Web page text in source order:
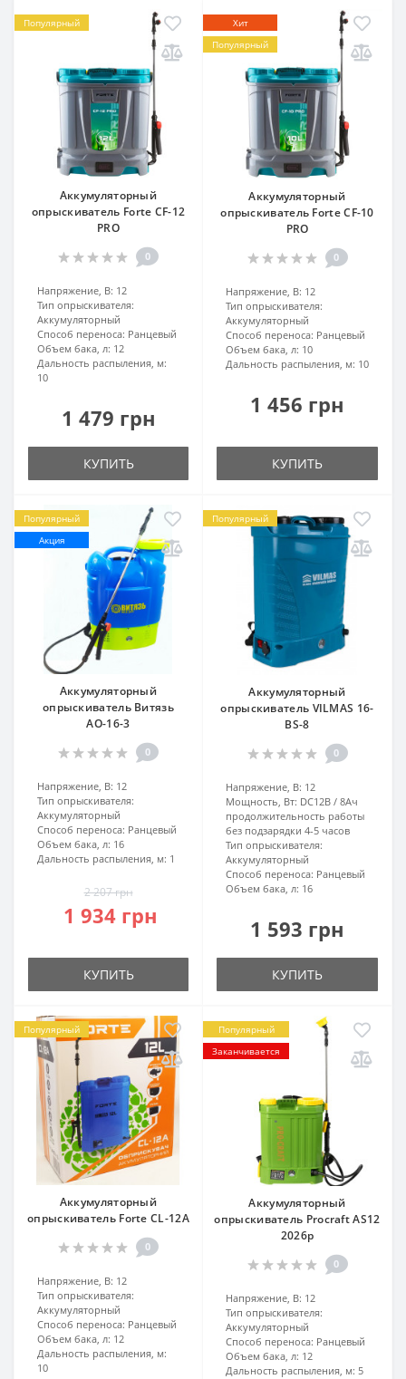
Популярный
Аккумуляторный
опрыскиватель Forte CF-12
PRO
0
Напряжение, В: 12
Тип опрыскивателя:
Аккумуляторный
Способ переноса: Ранцевый
Объем бака, л: 12
Дальность распыления, м:
10
1 479 грн
КУПИТЬ
Хит
Популярный
Аккумуляторный
опрыскиватель Forte CF-10
PRO
0
Напряжение, В: 12
Тип опрыскивателя:
Аккумуляторный
Способ переноса: Ранцевый
Объем бака, л: 10
Дальность распыления, м: 10
1 456 грн
КУПИТЬ
Популярный
Акция
Аккумуляторный
опрыскиватель Витязь
АО-16-3
0
Напряжение, В: 12
Тип опрыскивателя:
Аккумуляторный
Способ переноса: Ранцевый
Объем бака, л: 16
Дальность распыления, м: 1
2 207 грн
1 934 грн
КУПИТЬ
Популярный
Аккумуляторный
опрыскиватель VILMAS 16-
BS-8
0
Напряжение, В: 12
Мощность, Вт: DC12B / 8Aч
продолжительность работы
без подзарядки 4-5 часов
Тип опрыскивателя:
Аккумуляторный
Способ переноса: Ранцевый
Объем бака, л: 16
1 593 грн
КУПИТЬ
Популярный
Аккумуляторный
опрыскиватель Forte CL-12A
0
Напряжение, В: 12
Тип опрыскивателя:
Аккумуляторный
Способ переноса: Ранцевый
Объем бака, л: 12
Дальность распыления, м:
10
Популярный
Заканчивается
Аккумуляторный
опрыскиватель Procraft AS12
2026р
0
Напряжение, В: 12
Тип опрыскивателя:
Аккумуляторный
Способ переноса: Ранцевый
Объем бака, л: 12
Дальность распыления, м: 5